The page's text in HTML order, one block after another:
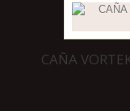
CAÑA